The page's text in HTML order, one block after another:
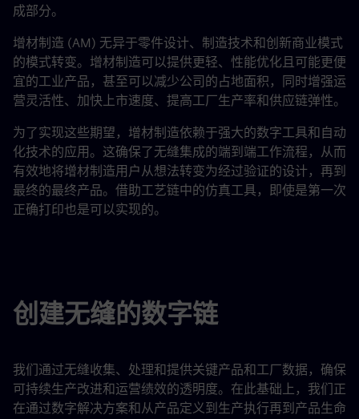
成部分。
增材制造 (AM) 无异于零件设计、制造技术和创新商业模式
的模式转变。增材制造可以提供更轻、性能优化且可能更便
宜的工业产品，甚至可以减少公司的占地面积，同时增强运
营灵活性、加快上市速度、提高工厂生产率和供应链弹性。
为了实现这些期望，增材制造依赖于强大的数字工具和自动
化技术的应用。这确保了无缝集成的端到端工作流程，从而
有效地将增材制造用户从想法转变为经过验证的设计，再到
最终的最终产品。借助工艺链中的仿真工具，即使是第一次
正确打印也是可以实现的。
创建无缝的数字链
我们通过无缝收集、处理和提供关键产品和工厂数据，确保
可持续生产改进和运营绩效的透明度。在此基础上，我们正
在通过数字解决方案和从产品定义到生产执行再到产品生命